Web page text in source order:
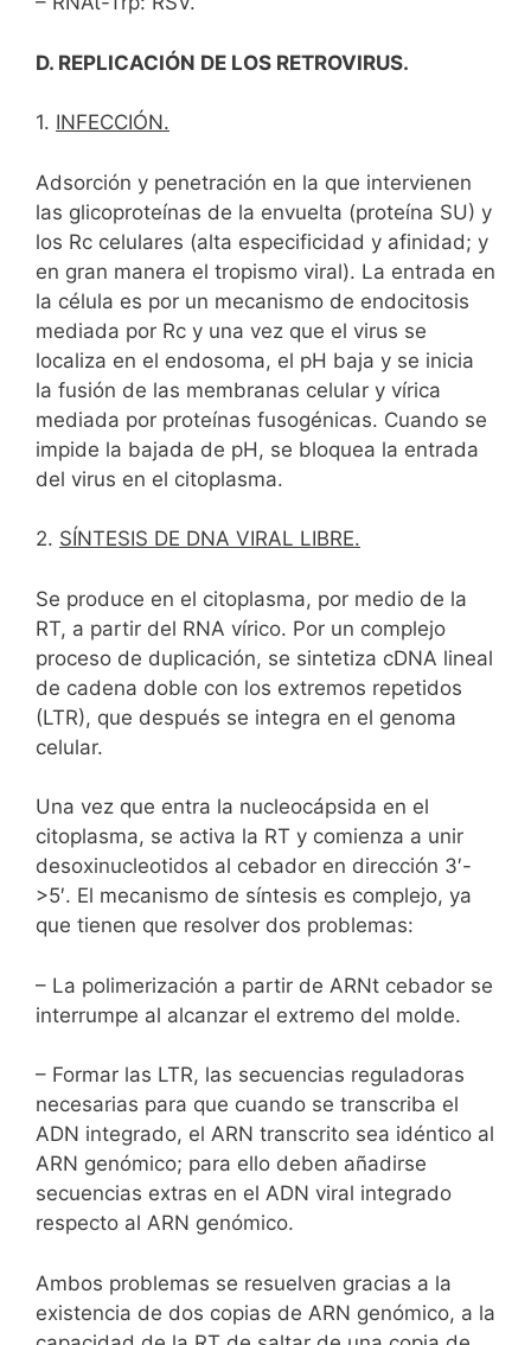
D. REPLICACIÓN DE LOS RETROVIRUS.
1. INFECCIÓN.
Adsorción y penetración en la que intervienen
las glicoproteínas de la envuelta (proteína SU) y
los Rc celulares (alta especificidad y afinidad; y
en gran manera el tropismo viral). La entrada en
la célula es por un mecanismo de endocitosis
mediada por Rc y una vez que el virus se
localiza en el endosoma, el pH baja y se inicia
la fusión de las membranas celular y vírica
mediada por proteínas fusogénicas. Cuando se
impide la bajada de pH, se bloquea la entrada
del virus en el citoplasma.
2. SÍNTESIS DE DNA VIRAL LIBRE.
Se produce en el citoplasma, por medio de la
RT, a partir del RNA vírico. Por un complejo
proceso de duplicación, se sintetiza cDNA lineal
de cadena doble con los extremos repetidos
(LTR), que después se integra en el genoma
celular.
Una vez que entra la nucleocápsida en el
citoplasma, se activa la RT y comienza a unir
desoxinucleotidos al cebador en dirección 3′-
>5′. El mecanismo de síntesis es complejo, ya
que tienen que resolver dos problemas:
– La polimerización a partir de ARNt cebador se
interrumpe al alcanzar el extremo del molde.
– Formar las LTR, las secuencias reguladoras
necesarias para que cuando se transcriba el
ADN integrado, el ARN transcrito sea idéntico al
ARN genómico; para ello deben añadirse
secuencias extras en el ADN viral integrado
respecto al ARN genómico.
Ambos problemas se resuelven gracias a la
existencia de dos copias de ARN genómico, a la